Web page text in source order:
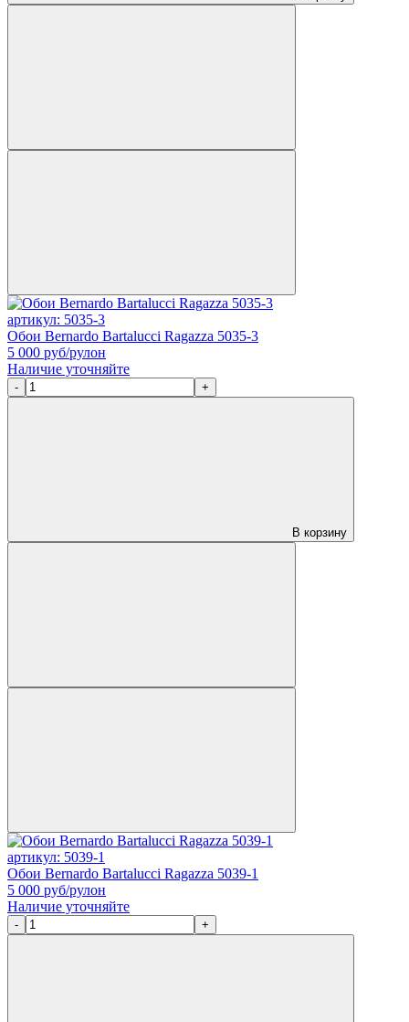
артикул: 5035-3
Обои Bernardo Bartalucci Ragazza 5035-3
5 000 руб/рулон
Наличие уточняйте
- +
В корзину
артикул: 5039-1
Обои Bernardo Bartalucci Ragazza 5039-1
5 000 руб/рулон
Наличие уточняйте
- +